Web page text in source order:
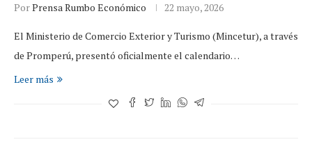
PorPrensa Rumbo Económico 22 mayo, 2026
El Ministerio de Comercio Exterior y Turismo (Mincetur), a través
de Promperú, presentó oficialmente el calendario…
Leer más